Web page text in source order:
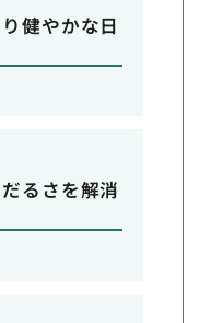
健やかな日
るさを解消